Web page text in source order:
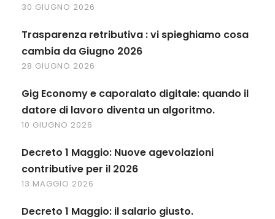
30 GIUGNO 2026
Trasparenza retributiva : vi spieghiamo cosa
cambia da Giugno 2026
28 GIUGNO 2026
Gig Economy e caporalato digitale: quando il
datore di lavoro diventa un algoritmo.
10 GIUGNO 2026
Decreto 1 Maggio: Nuove agevolazioni
contributive per il 2026
13 MAGGIO 2026
Decreto 1 Maggio: il salario giusto.